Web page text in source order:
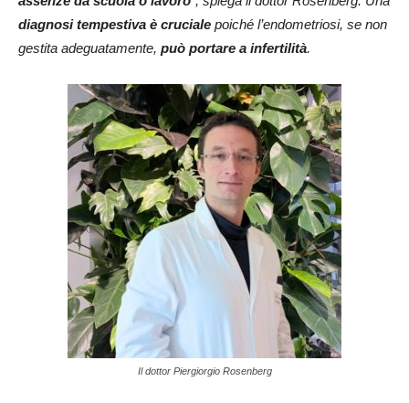
diagnosi tempestiva è cruciale poiché l’endometriosi, se non
gestita adeguatamente, può portare a infertilità.
Il dottor Piergiorgio Rosenberg